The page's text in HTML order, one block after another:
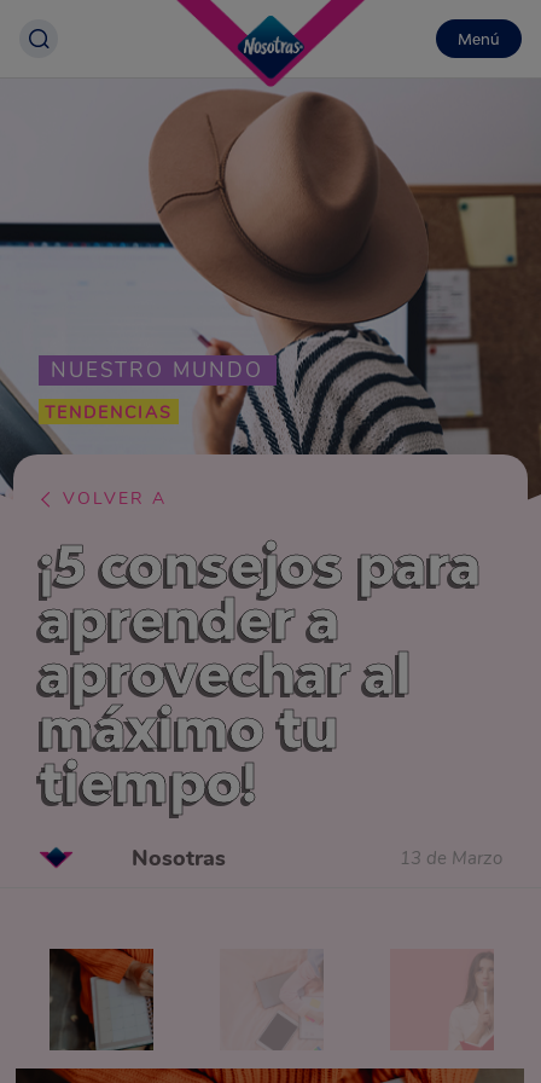
Menú
NUESTRO MUNDO
TENDENCIAS
VOLVER A
¡5 consejos para
aprender a
aprovechar al
máximo tu
tiempo!
Nosotras 13 de Marzo